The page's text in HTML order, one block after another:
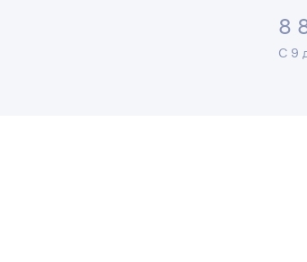
8
С 9